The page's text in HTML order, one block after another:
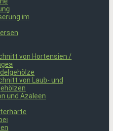
im
von Hortensien /
von Laub- und
und Azaleen